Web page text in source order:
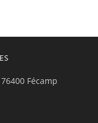
Fécamp